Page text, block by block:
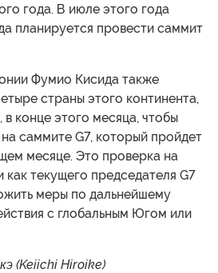
года. В июле этого года
планируется провести саммит
Фумио Кисида также
страны этого континента,
в конце этого месяца, чтобы
саммите G7, который пройдет
месяце. Это проверка на
как текущего председателя G7
меры по дальнейшему
с глобальным Югом или
(Keiichi Hiroike)